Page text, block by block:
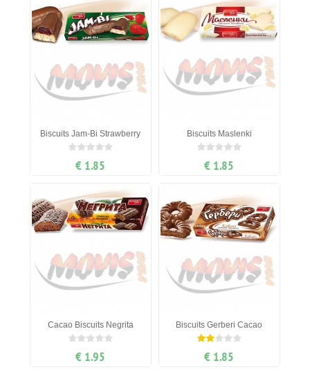
Biscuits Jam-Bi Strawberry
€ 1.85
Biscuits Maslenki
€ 1.85
Cacao Biscuits Negrita
€ 1.95
Biscuits Gerberi Cacao
€ 1.85